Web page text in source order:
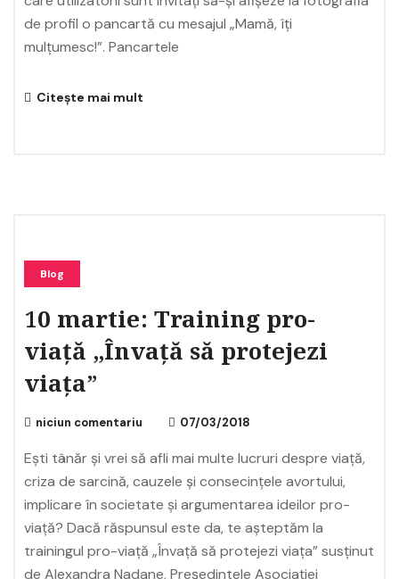
de profil o pancartă cu mesajul „Mamă, îți
mulțumesc!”. Pancartele
Citește mai mult
Blog
10 martie: Training pro-
viață „Învață să protejezi
viața”
niciun comentariu 07/03/2018
Ești tânăr și vrei să afli mai multe lucruri despre viață,
criza de sarcină, cauzele și consecințele avortului,
implicare în societate și argumentarea ideilor pro-
viață? Dacă răspunsul este da, te așteptăm la
trainingul pro-viață „Învață să protejezi viața” susținut
de Alexandra Nadane, Președintele Asociației